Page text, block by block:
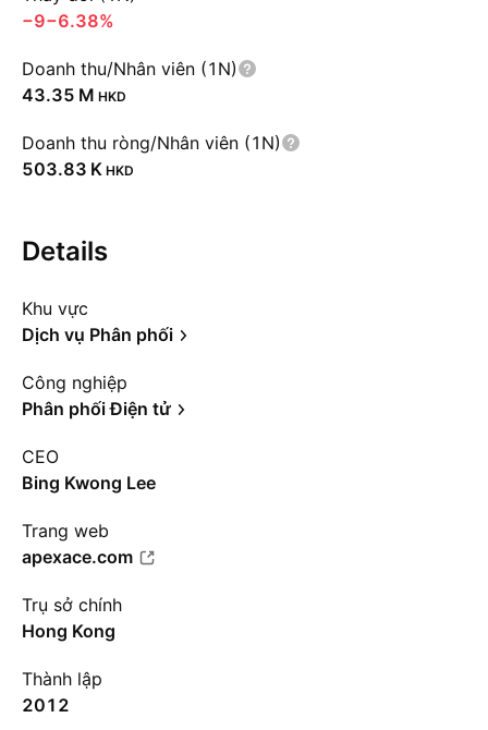
−9−6.38%
Doanh thu/Nhân viên (1N)
‪43.35 M‬ HKD
Doanh thu ròng/Nhân viên (1N)
‪503.83 K‬ HKD
Details
Khu vực
Dịch vụ Phân phối
Công nghiệp
Phân phối Điện tử
CEO
Bing Kwong Lee
Trang web
apexace.com
Trụ sở chính
Hong Kong
Thành lập
2012